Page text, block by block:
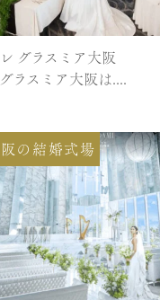
グラスミア大阪
ラスミア大阪は....
の結婚式場